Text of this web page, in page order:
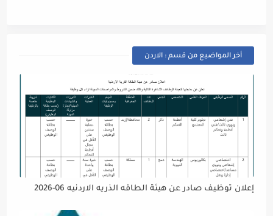
أخر المواضيع من قسم : الاردن
إعلان توظيف صادر عن هيئة الطاقه الذريه الاردنيه 06-2026